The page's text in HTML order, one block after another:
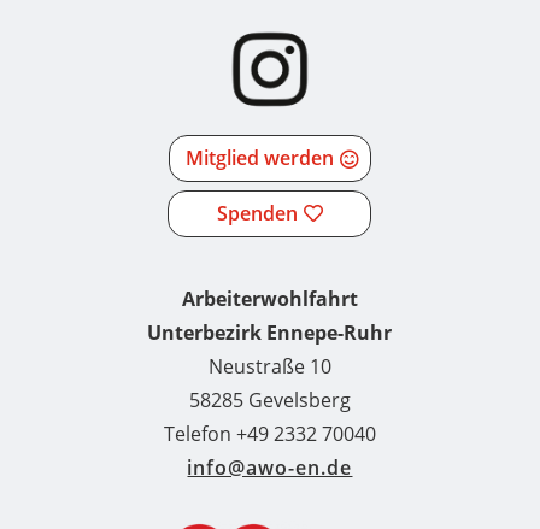
Mitglied werden
Spenden
Arbeiterwohlfahrt
Unterbezirk Ennepe-Ruhr
Neustraße 10
58285 Gevelsberg
Telefon +49 2332 70040
info@awo-en.de